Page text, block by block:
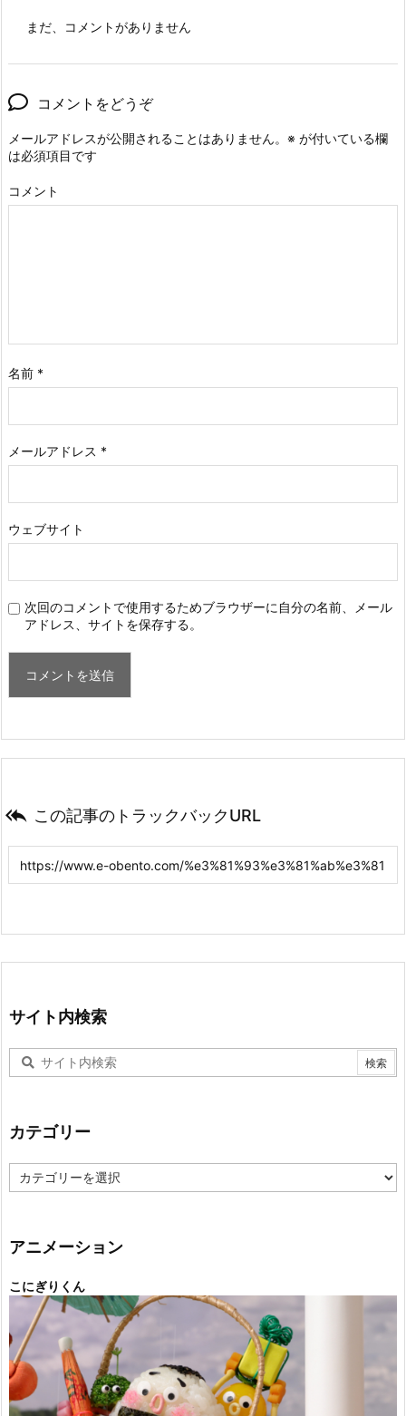
まだ、コメントがありません
コメントをどうぞ
メールアドレスが公開されることはありません。 ※ が付いている欄
は必須項目です
コメント
名前 *
メールアドレス *
ウェブサイト
次回のコメントで使用するためブラウザーに自分の名前、メール
アドレス、サイトを保存する。
 この記事のトラックバックURL
サイト内検索
カテゴリー
テ
ー
アニメーション
こにぎりくん